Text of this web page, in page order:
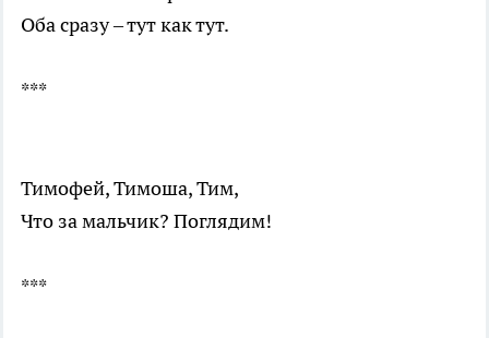
Оба сразу – тут как тут.
***
Тимофей, Тимоша, Тим,
Что за мальчик? Поглядим!
***